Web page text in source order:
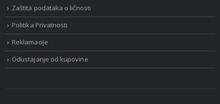
Zaštita podataka o ličnosti
Politika Privatnosti
Reklamacije
Odustajanje od kupovine